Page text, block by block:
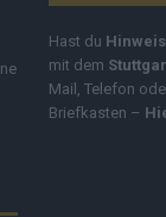
Hast du
mit dem
Mail, Telefon
Briefkasten –